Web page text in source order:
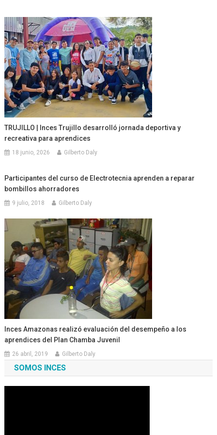
TRUJILLO | Inces Trujillo desarrolló jornada deportiva y
recreativa para aprendices
18 junio, 2026 Gilberto Daly
Participantes del curso de Electrotecnia aprenden a reparar
bombillos ahorradores
9 julio, 2018 Gilberto Daly
Inces Amazonas realizó evaluación del desempeño a los
aprendices del Plan Chamba Juvenil
26 abril, 2019 Gilberto Daly
SOMOS INCES